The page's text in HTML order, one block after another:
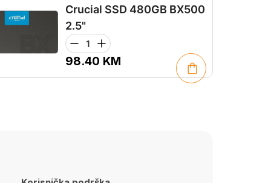
Crucial SSD 480GB BX500
2.5"
98.40 KM